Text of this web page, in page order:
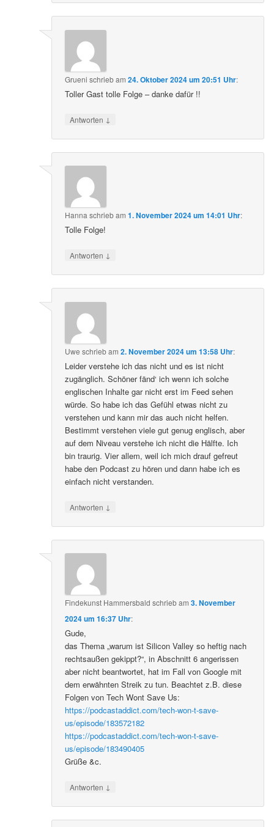
Grueni schriebam24. Oktober 2024 um 20:51 Uhr:
Toller Gast tolle Folge – danke dafür !!
Antworten ↓
Hanna schriebam1. November 2024 um 14:01 Uhr:
Tolle Folge!
Antworten ↓
Uwe schriebam2. November 2024 um 13:58 Uhr:
Leider verstehe ich das nicht und es ist nicht
zugänglich. Schöner fänd‘ ich wenn ich solche
englischen Inhalte gar nicht erst im Feed sehen
würde. So habe ich das Gefühl etwas nicht zu
verstehen und kann mir das auch nicht helfen.
Bestimmt verstehen viele gut genug englisch, aber
auf dem Niveau verstehe ich nicht die Hälfte. Ich
bin traurig. Vier allem, weil ich mich drauf gefreut
habe den Podcast zu hören und dann habe ich es
einfach nicht verstanden.
Antworten ↓
Findekunst Hammersbald schriebam3. November
2024 um 16:37 Uhr:
Gude,
das Thema „warum ist Silicon Valley so heftig nach
rechtsaußen gekippt?“, in Abschnitt 6 angerissen
aber nicht beantwortet, hat im Fall von Google mit
dem erwähnten Streik zu tun. Beachtet z.B. diese
Folgen von Tech Wont Save Us:
https://podcastaddict.com/tech-won-t-save-
us/episode/183572182
https://podcastaddict.com/tech-won-t-save-
us/episode/183490405
Grüße &c.
Antworten ↓